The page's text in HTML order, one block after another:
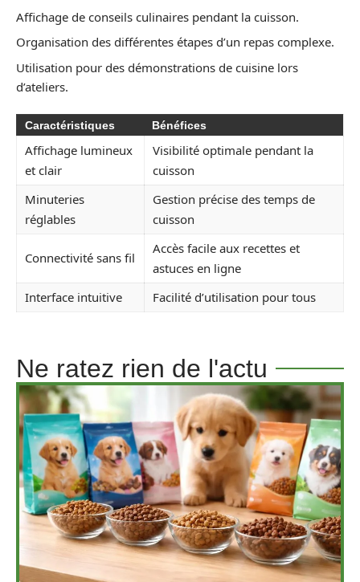
Affichage de conseils culinaires pendant la cuisson.
Organisation des différentes étapes d’un repas complexe.
Utilisation pour des démonstrations de cuisine lors
d’ateliers.
Caractéristiques Bénéfices
Affichage lumineux
et clair
Visibilité optimale pendant la
cuisson
Minuteries
réglables
Gestion précise des temps de
cuisson
Connectivité sans fil
Accès facile aux recettes et
astuces en ligne
Interface intuitive
Facilité d’utilisation pour tous
Ne ratez rien de l'actu